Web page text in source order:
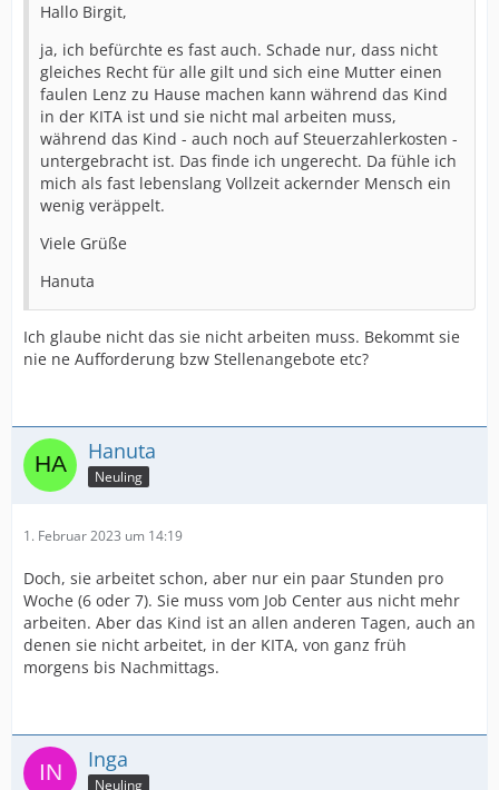
Hallo Birgit,
ja, ich befürchte es fast auch. Schade nur, dass nicht
gleiches Recht für alle gilt und sich eine Mutter einen
faulen Lenz zu Hause machen kann während das Kind
in der KITA ist und sie nicht mal arbeiten muss,
während das Kind - auch noch auf Steuerzahlerkosten -
untergebracht ist. Das finde ich ungerecht. Da fühle ich
mich als fast lebenslang Vollzeit ackernder Mensch ein
wenig veräppelt.
Viele Grüße
Hanuta
Ich glaube nicht das sie nicht arbeiten muss. Bekommt sie
nie ne Aufforderung bzw Stellenangebote etc?
Hanuta
Neuling
1. Februar 2023 um 14:19
Doch, sie arbeitet schon, aber nur ein paar Stunden pro
Woche (6 oder 7). Sie muss vom Job Center aus nicht mehr
arbeiten. Aber das Kind ist an allen anderen Tagen, auch an
denen sie nicht arbeitet, in der KITA, von ganz früh
morgens bis Nachmittags.
Inga
Neuling